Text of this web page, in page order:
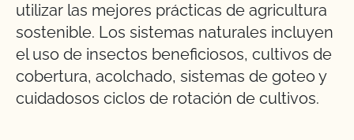
utilizar las mejores prácticas de agricultura
sostenible. Los sistemas naturales incluyen
el uso de insectos beneficiosos, cultivos de
cobertura, acolchado, sistemas de goteo y
cuidadosos ciclos de rotación de cultivos.